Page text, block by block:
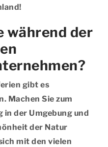
während der
gibt es
Machen Sie zum
in der Umgebung und
der Natur
mit den vielen